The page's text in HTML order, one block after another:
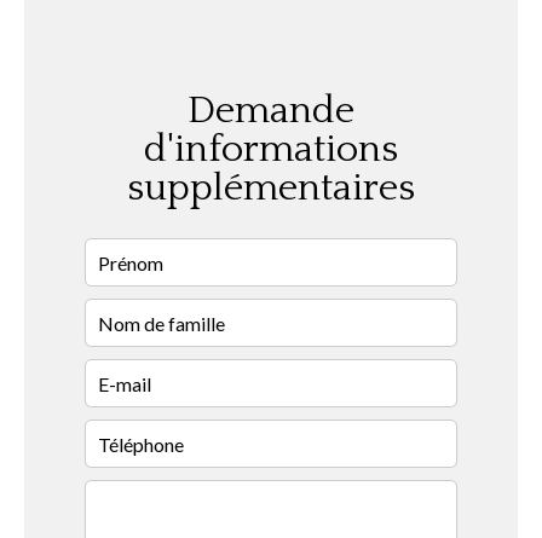
Demande
d'informations
supplémentaires